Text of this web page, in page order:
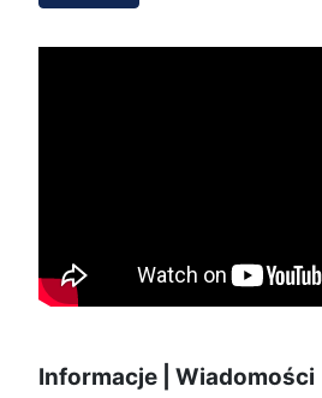
Informacje | Wiadomości